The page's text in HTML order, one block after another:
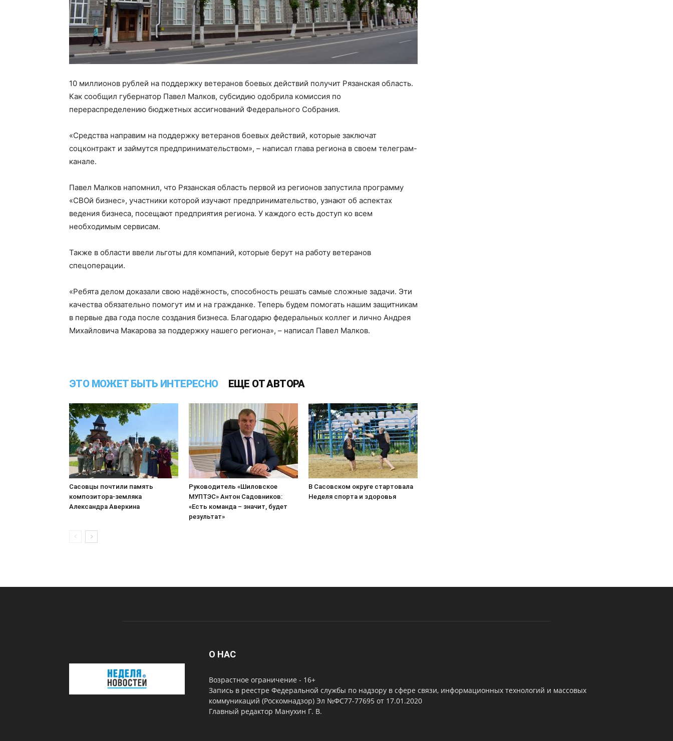
10 миллионов рублей на поддержку ветеранов боевых действий получит Рязанская область.
Как сообщил губернатор Павел Малков, субсидию одобрила комиссия по
перераспределению бюджетных ассигнований Федерального Собрания.
«Средства направим на поддержку ветеранов боевых действий, которые заключат
соцконтракт и займутся предпринимательством», – написал глава региона в своем телеграм-
канале.
Павел Малков напомнил, что Рязанская область первой из регионов запустила программу
«СВОй бизнес», участники которой изучают предпринимательство, узнают об аспектах
ведения бизнеса, посещают предприятия региона. У каждого есть доступ ко всем
необходимым сервисам.
Также в области ввели льготы для компаний, которые берут на работу ветеранов
спецоперации.
«Ребята делом доказали свою надёжность, способность решать самые сложные задачи. Эти
качества обязательно помогут им и на гражданке. Теперь будем помогать нашим защитникам
в первые два года после создания бизнеса. Благодарю федеральных коллег и лично Андрея
Михайловича Макарова за поддержку нашего региона», – написал Павел Малков.
ЭТО МОЖЕТ БЫТЬ ИНТЕРЕСНО ЕЩЕ ОТ АВТОРА
Сасовцы почтили память
композитора-земляка
Александра Аверкина
Руководитель «Шиловское
МУПТЭС» Антон Садовников:
«Есть команда – значит, будет
результат»
В Сасовском округе стартовала
Неделя спорта и здоровья
О НАС
Возрастное ограничение - 16+
Запись в реестре Федеральной службы по надзору в сфере связи, информационных технологий и массовых
коммуникаций (Роскомнадзор) Эл №ФС77-77695 от 17.01.2020
Главный редактор Манухин Г. В.